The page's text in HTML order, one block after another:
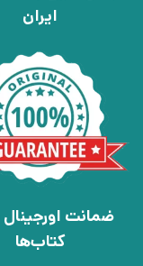
ایران
ضمانت
کتاب‌ها